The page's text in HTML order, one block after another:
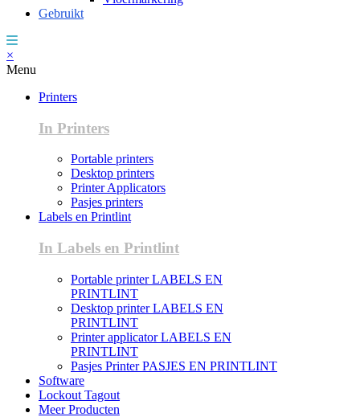
Gebruikt
×
Menu
Printers
In Printers
Portable printers
Desktop printers
Printer Applicators
Pasjes printers
Labels en Printlint
In Labels en Printlint
Portable printer LABELS EN
PRINTLINT
Desktop printer LABELS EN
PRINTLINT
Printer applicator LABELS EN
PRINTLINT
Pasjes Printer PASJES EN PRINTLINT
Software
Lockout Tagout
Meer Producten